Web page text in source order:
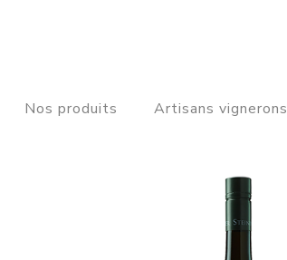
Nos produits Artisans vignerons